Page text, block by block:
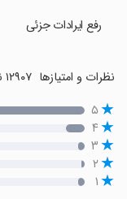
رفع ایرادات جزئی
نظرات و امتیازها
۵
۴
۳
۲
۱